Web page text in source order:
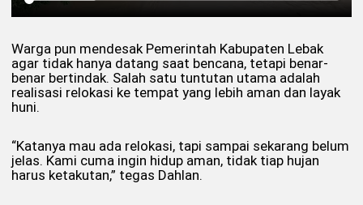
Warga pun mendesak Pemerintah Kabupaten Lebak
agar tidak hanya datang saat bencana, tetapi benar-
benar bertindak. Salah satu tuntutan utama adalah
realisasi relokasi ke tempat yang lebih aman dan layak
huni.
“Katanya mau ada relokasi, tapi sampai sekarang belum
jelas. Kami cuma ingin hidup aman, tidak tiap hujan
harus ketakutan,” tegas Dahlan.